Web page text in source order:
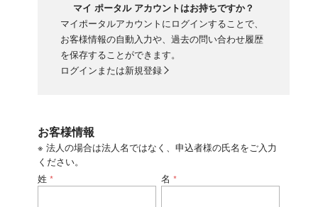
マイ ポータル アカウントはお持ちですか？
マイポータルアカウントにログインすることで、
お客様情報の自動入力や、過去の問い合わせ履歴
を保存することができます。
ログインまたは新規登録
お客様情報
※ 法人の場合は法人名ではなく、申込者様の氏名をご入力
ください。
姓 * 名 *